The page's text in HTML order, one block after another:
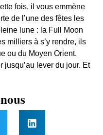
fois, il vous emmène
de l’une des fêtes les
lune : la Full Moon
milliers à s’y rendre, ils
ou du Moyen Orient.
jusqu’au lever du jour. Et